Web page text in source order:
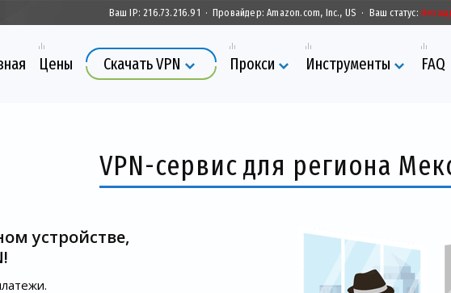
Ваш IP:216.73.216.91 · Провайдер:Amazon.com, Inc., US · Ваш статус:
Цены Скачать VPN Прокси Инструменты FAQ
VPN-сервис для региона
устройстве,